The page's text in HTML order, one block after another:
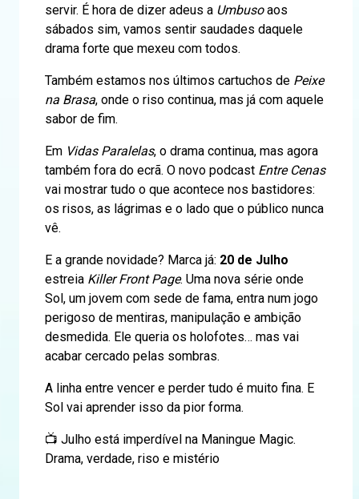
servir. É hora de dizer adeus a Umbusoaos
sábados sim, vamos sentir saudades daquele
drama forte que mexeu com todos.
Também estamos nos últimos cartuchos de Peixe
na Brasa, onde o riso continua, mas já com aquele
sabor de fim.
Em Vidas Paralelas, o drama continua, mas agora
também fora do ecrã. O novo podcast Entre Cenas
vai mostrar tudo o que acontece nos bastidores:
os risos, as lágrimas e o lado que o público nunca
vê.
E a grande novidade? Marca já: 20 de Julho
estreia Killer Front Page. Uma nova série onde
Sol, um jovem com sede de fama, entra num jogo
perigoso de mentiras, manipulação e ambição
desmedida. Ele queria os holofotes… mas vai
acabar cercado pelas sombras.
A linha entre vencer e perder tudo é muito fina. E
Sol vai aprender isso da pior forma.
📺 Julho está imperdível na Maningue Magic.
Drama, verdade, riso e mistério